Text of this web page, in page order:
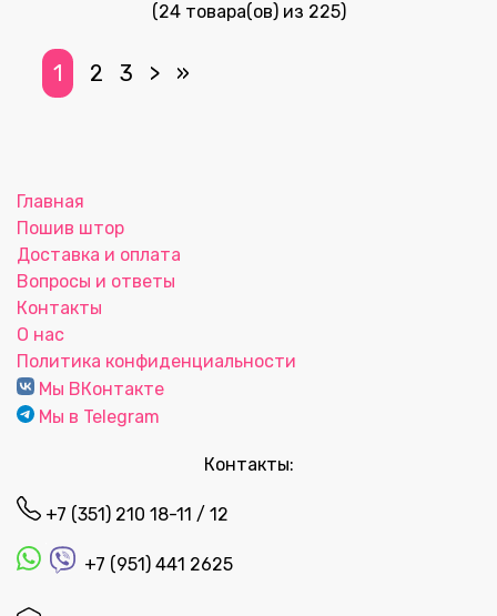
(24 товара(ов) из 225)
1 2 3 > »
Главная
Пошив штор
Доставка и оплата
Вопросы и ответы
Контакты
О нас
Политика конфиденциальности
Мы ВКонтакте
Мы в Telegram
Контакты:
+7 (351) 210 18-11 / 12
+7 (951) 441 2625